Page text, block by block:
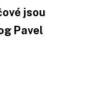
jsou
Pavel